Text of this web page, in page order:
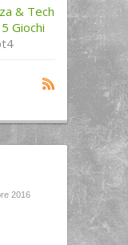
& Tech
Giochi
2016